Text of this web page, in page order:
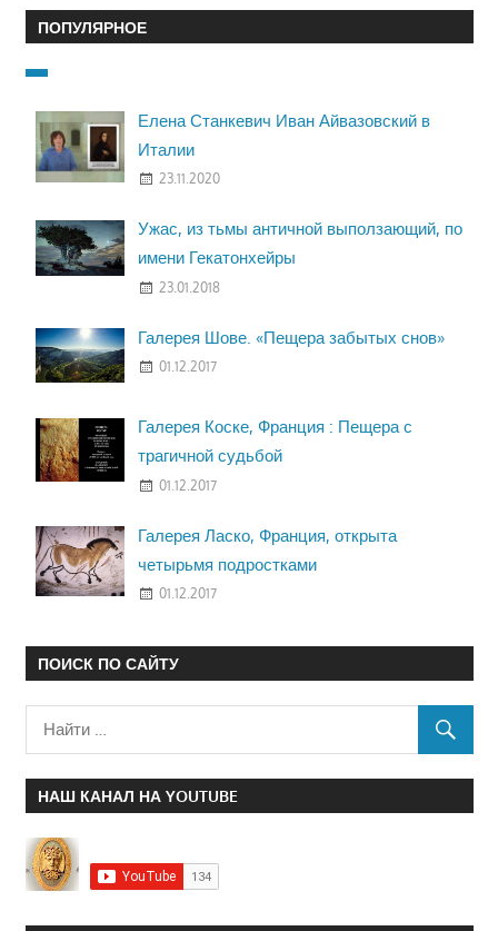
ПОПУЛЯРНОЕ
Елена Станкевич Иван Айвазовский в
Италии
23.11.2020
Ужас, из тьмы античной выползающий, по
имени Гекатонхейры
23.01.2018
Галерея Шове. «Пещера забытых снов»
01.12.2017
Галерея Коске, Франция : Пещера с
трагичной судьбой
01.12.2017
Галерея Ласко, Франция, открыта
четырьмя подростками
01.12.2017
ПОИСК ПО САЙТУ
НАШ КАНАЛ НА YOUTUBE